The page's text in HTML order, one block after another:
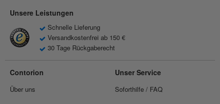
Unsere Leistungen
Schnelle Lieferung
Versandkostenfrei ab 150 €
30 Tage Rückgaberecht
Contorion
Über uns
Unser Service
Soforthilfe / FAQ